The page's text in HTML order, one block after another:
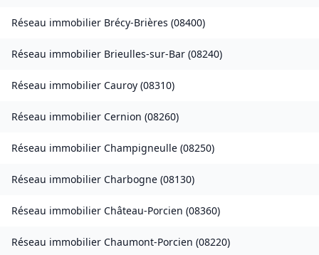
Réseau immobilier Brécy-Brières (08400)
Réseau immobilier Brieulles-sur-Bar (08240)
Réseau immobilier Cauroy (08310)
Réseau immobilier Cernion (08260)
Réseau immobilier Champigneulle (08250)
Réseau immobilier Charbogne (08130)
Réseau immobilier Château-Porcien (08360)
Réseau immobilier Chaumont-Porcien (08220)